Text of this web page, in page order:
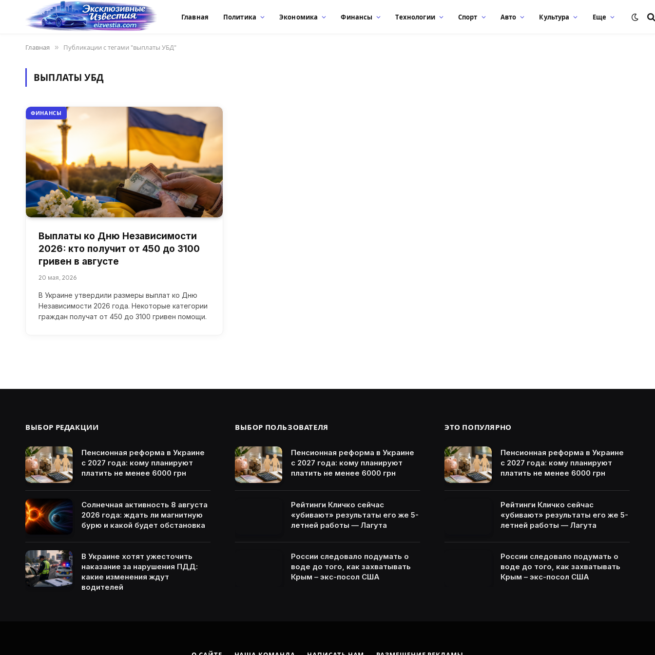
Главная Политика Экономика Финансы Технологии Спорт Авто Культура Еще
Главная » Публикации с тегами "выплаты УБД"
ВЫПЛАТЫ УБД
ФИНАНСЫ
Выплаты ко Дню Независимости
2026: кто получит от 450 до 3100
гривен в августе
20 мая, 2026
В Украине утвердили размеры выплат ко Дню
Независимости 2026 года. Некоторые категории
граждан получат от 450 до 3100 гривен помощи.
ВЫБОР РЕДАКЦИИ
Пенсионная реформа в Украине
с 2027 года: кому планируют
платить не менее 6000 грн
Солнечная активность 8 августа
2026 года: ждать ли магнитную
бурю и какой будет обстановка
В Украине хотят ужесточить
наказание за нарушения ПДД:
какие изменения ждут
водителей
ВЫБОР ПОЛЬЗОВАТЕЛЯ
Пенсионная реформа в Украине
с 2027 года: кому планируют
платить не менее 6000 грн
Рейтинги Кличко сейчас
«убивают» результаты его же 5-
летней работы — Лагута
России следовало подумать о
воде до того, как захватывать
Крым – экс-посол США
ЭТО ПОПУЛЯРНО
Пенсионная реформа в Украине
с 2027 года: кому планируют
платить не менее 6000 грн
Рейтинги Кличко сейчас
«убивают» результаты его же 5-
летней работы — Лагута
России следовало подумать о
воде до того, как захватывать
Крым – экс-посол США